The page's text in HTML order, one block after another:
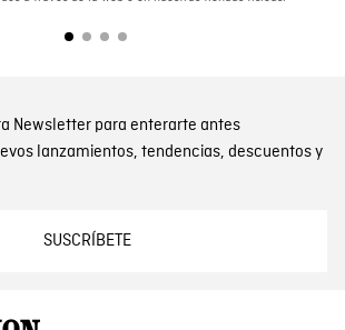
Newsletter para enterarte antes
lanzamientos, tendencias, descuentos y
SUSCRÍBETE